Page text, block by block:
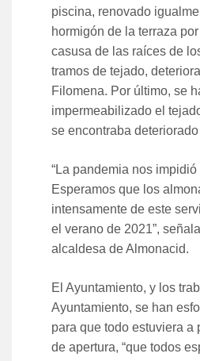
piscina, renovado
hormigón de la terraza
casusa de las raíces de
tramos de tejado,
Filomena. Por último, se
impermeabilizado el
se encontraba
“La pandemia nos
Esperamos que los
intensamente de este
el verano de 2021”,
alcaldesa de Almonacid.
El Ayuntamiento, y los
Ayuntamiento, se han
para que todo estuviera a
de apertura, “que todos